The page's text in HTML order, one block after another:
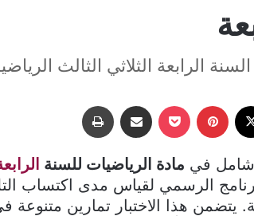
الرابعة الثلاثي الثالث
بينتيريست ‫Pocket مشاركة عبر البريد
شامل في مادة الرياضيات للسنة
الرسمي لقياس مدى اكتساب
يتضمن هذا الاختبار تمارين متنوعة